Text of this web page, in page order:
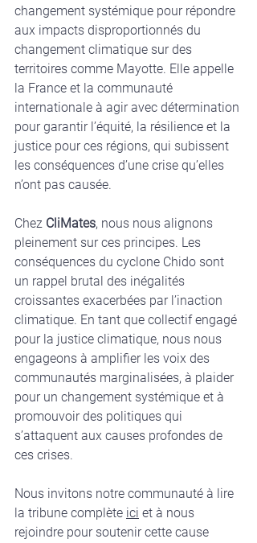
changement systémique pour répondre
aux impacts disproportionnés du
changement climatique sur des
territoires comme Mayotte. Elle appelle
la France et la communauté
internationale à agir avec détermination
pour garantir l’équité, la résilience et la
justice pour ces régions, qui subissent
les conséquences d’une crise qu’elles
n’ont pas causée.
Chez CliMates, nous nous alignons
pleinement sur ces principes. Les
conséquences du cyclone Chido sont
un rappel brutal des inégalités
croissantes exacerbées par l’inaction
climatique. En tant que collectif engagé
pour la justice climatique, nous nous
engageons à amplifier les voix des
communautés marginalisées, à plaider
pour un changement systémique et à
promouvoir des politiques qui
s’attaquent aux causes profondes de
ces crises.
Nous invitons notre communauté à lire
la tribune complète ici et à nous
rejoindre pour soutenir cette cause